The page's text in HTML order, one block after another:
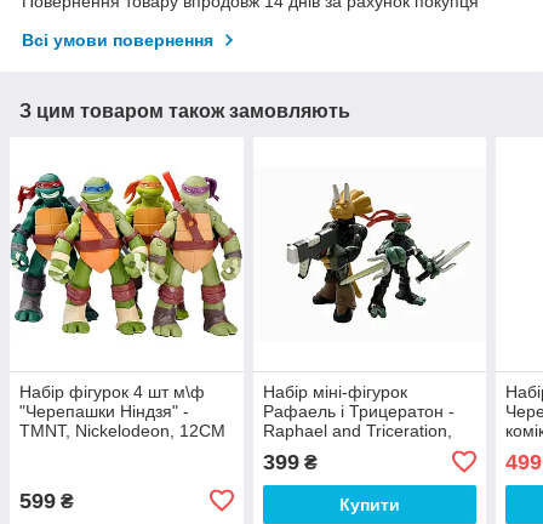
Всі умови повернення
З цим товаром також замовляють
Набір фігурок 4 шт м\ф
"Черепашки Ніндзя" -
TMNT, Nickelodeon, 12CM
599 ₴
Набір міні-фігурок
Рафаель і Трицератон -
Raphael and Triceration,
399₴
Купити
499